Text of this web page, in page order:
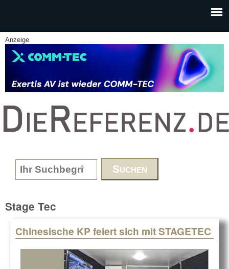
Anzeige
www.DieReferenz.de
Search form
Stage Tec
Chinesische KP feiert sich mit STAGETEC
Pages